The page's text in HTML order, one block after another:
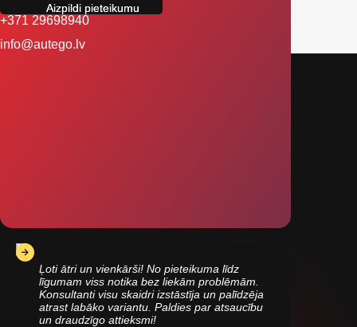
+371 29698940
info@autego.lv
Ļoti ātri un vienkārši! No pieteikuma līdz
līgumam viss notika bez liekām problēmām.
Konsultanti visu skaidri izstāstīja un palīdzēja
atrast labāko variantu. Paldies par atsaucību
un draudzīgo attieksmi!